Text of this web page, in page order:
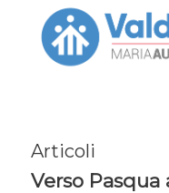
Articoli
Verso Pasqua